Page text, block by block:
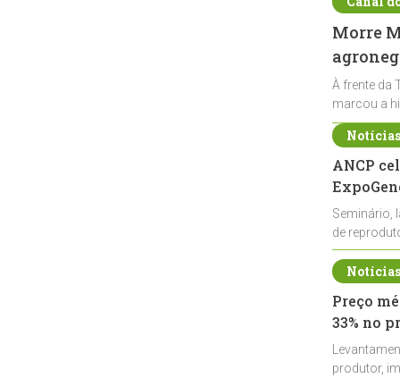
Morre
À frente da
marcou a
ANCP
Seminário,
de
durante a
Preço
33% no
produtor,